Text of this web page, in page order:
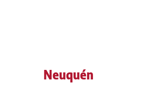
Neuquén